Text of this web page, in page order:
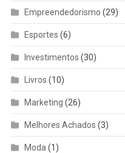
Empreendedorismo (29)
Esportes (6)
Investimentos (30)
Livros (10)
Marketing (26)
Melhores Achados (3)
Moda (1)